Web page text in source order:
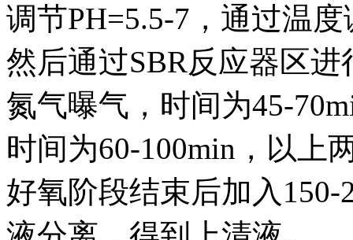
调节PH=5.5-7，通过温
然后通过SBR反应器区
氮气曝气，时间为45-
时间为60-100min，以上
好氧阶段结束后加入